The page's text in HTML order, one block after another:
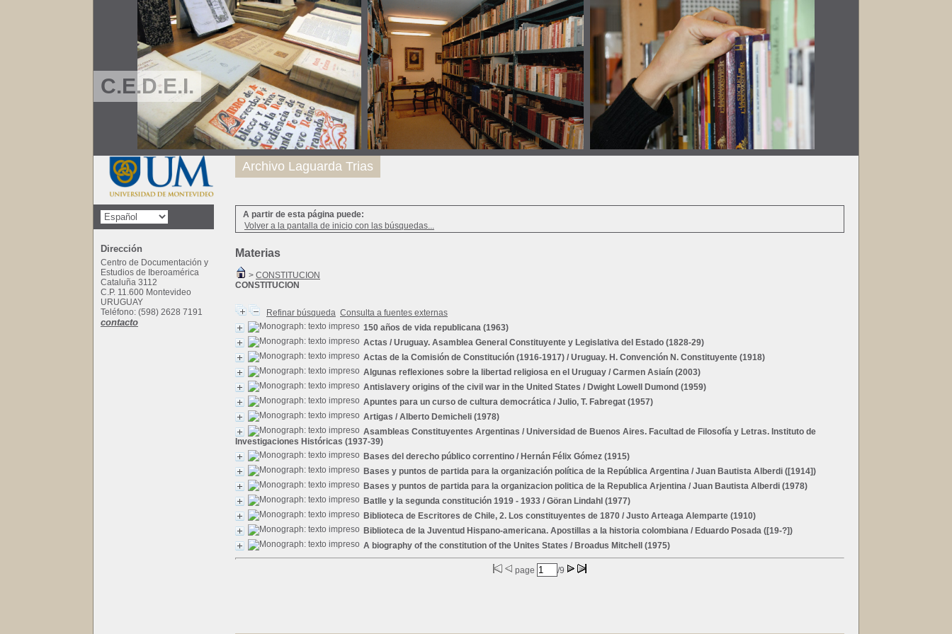
C.E.D.E.I.
A partir de esta página puede:
Volver a la pantalla de inicio con las búsquedas...
Materias
> CONSTITUCION
CONSTITUCION
Refinar búsqueda Consulta a fuentes externas
150 años de vida republicana (1963)
Actas / Uruguay. Asamblea General Constituyente y Legislativa del Estado (1828-29)
Actas de la Comisión de Constitución (1916-1917) / Uruguay. H. Convención N. Constituyente (1918)
Algunas reflexiones sobre la libertad religiosa en el Uruguay / Carmen Asiaín (2003)
Antislavery origins of the civil war in the United States / Dwight Lowell Dumond (1959)
Apuntes para un curso de cultura democrática / Julio, T. Fabregat (1957)
Artigas / Alberto Demicheli (1978)
Asambleas Constituyentes Argentinas / Universidad de Buenos Aires. Facultad de Filosofía y Letras. Instituto de
Investigaciones Históricas (1937-39)
Bases del derecho público correntino / Hernán Félix Gómez (1915)
Bases y puntos de partida para la organización política de la República Argentina / Juan Bautista Alberdi ([1914])
Bases y puntos de partida para la organizacion politica de la Republica Arjentina / Juan Bautista Alberdi (1978)
Batlle y la segunda constitución 1919 - 1933 / Göran Lindahl (1977)
Biblioteca de Escritores de Chile, 2. Los constituyentes de 1870 / Justo Arteaga Alemparte (1910)
Biblioteca de la Juventud Hispano-americana. Apostillas a la historia colombiana / Eduardo Posada ([19-?])
A biography of the constitution of the Unites States / Broadus Mitchell (1975)
page /9
Archivo Laguarda Trias
Dirección
Centro de Documentación y
Estudios de Iberoamérica
Cataluña 3112
C.P. 11.600 Montevideo
URUGUAY
Teléfono: (598) 2628 7191
contacto